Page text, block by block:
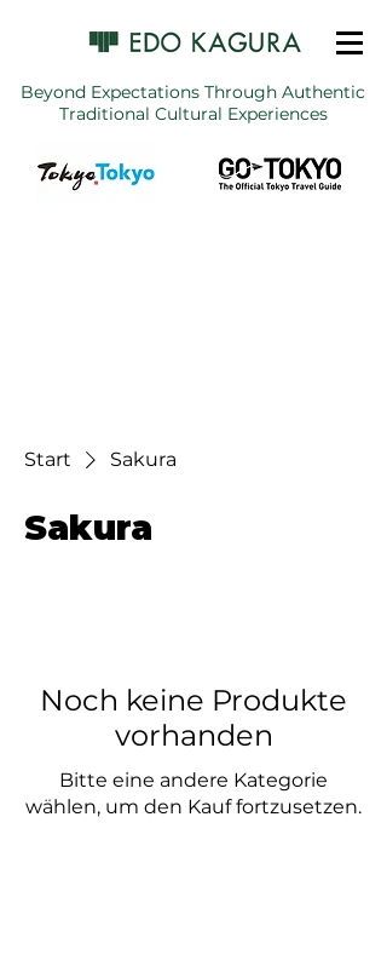
Beyond Expectations Through Authentic
Traditional Cultural Experiences
Start Sakura
Sakura
Noch keine Produkte
vorhanden
Bitte eine andere Kategorie
wählen, um den Kauf fortzusetzen.